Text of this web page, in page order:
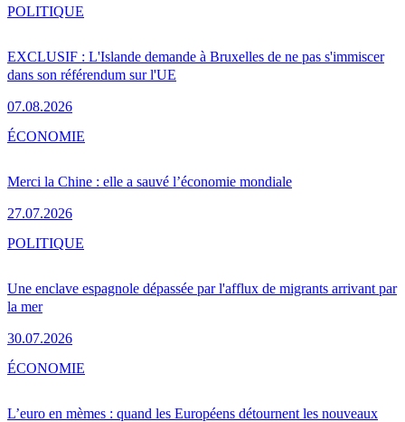
EXCLUSIF : L'Islande demande à Bruxelles de ne pas s'immiscer
dans son référendum sur l'UE
07.08.2026
POLITIQUE
Merci la Chine : elle a sauvé l’économie mondiale
27.07.2026
ÉCONOMIE
Une enclave espagnole dépassée par l'afflux de migrants arrivant par
la mer
30.07.2026
POLITIQUE
L’euro en mèmes : quand les Européens détournent les nouveaux
ÉCONOMIE